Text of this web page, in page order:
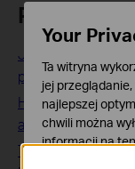
Podobne
Jak rozwiązać
pomiędzy modem
How to set up the
automatically
TP-Link Port
Your
Ta witryna
jej
najlepszej
chwili można
informacji na